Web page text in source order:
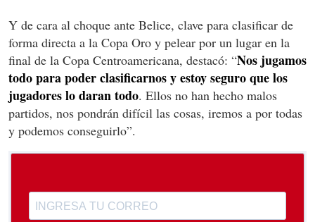
Y de cara al choque ante Belice, clave para clasificar de
forma directa a la Copa Oro y pelear por un lugar en la
final de la Copa Centroamericana, destacó: “Nos jugamos
todo para poder clasificarnos y estoy seguro que los
jugadores lo daran todo. Ellos no han hecho malos
partidos, nos pondrán difícil las cosas, iremos a por todas
y podemos conseguirlo”.